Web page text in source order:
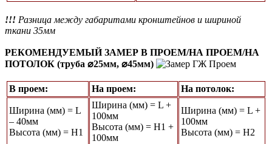
!!! Разница между габаритами кронштейнов и шириной
ткани 35мм
РЕКОМЕНДУЕМЫЙ ЗАМЕР В ПРОЕМ/НА ПРОЕМ/НА
ПОТОЛОК (труба ⌀25мм, ⌀45мм)
В проем: На проем: На потолок:
Ширина (мм) = L
– 40мм
Высота (мм) = Н1
Ширина (мм) = L +
100мм
Высота (мм) = Н1 +
100мм
Ширина (мм) = L +
100мм
Высота (мм) = Н2